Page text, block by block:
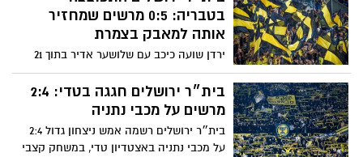
במיוחד במשך כשעה ללא הפסקה
בטבריה: 0:5 מרשים שמחזיר
אותה למאבק בצמרת
ירדן שועה כיכב עם שלושער אדיר בתוך 21
דקות, דור חוגי ועדי יונה הצטרפו לחגיגה
במחצית השנייה – ובית״ר ירושלים רשמה את
אחד הערבים המרשימים שלה העונה, מול
עירוני טבריה שלא הצליחה להתמודד עם
בית״ר ירושלים חגגה בטדי: 2:4
מרשים על מכבי נתניה
בית״ר ירושלים רשמה אמש ניצחון גדול 2:4
על מכבי נתניה באצטדיון טדי, במשחק קצבי